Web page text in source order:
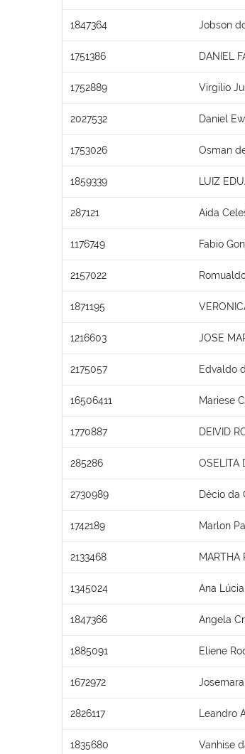
1847364 Jobson
1751386 DANIEL
1752889 Virgilio
2027532 Daniel
1753026 Osman
1859339 LUIZ
287121 Aida
1176749 Fabio
2157022
1871195
1216603 JOSE
2175057 Edvaldo
16506411 Mariese
1770887 DEIVID
285286 OSELITA
2730989 Décio da
1742189 Marlon
2133468 MARTHA
1345024 Ana
1847366 Angela
1885091 Eliene
1672972
2826117 Leandro
1835680 Vanhise